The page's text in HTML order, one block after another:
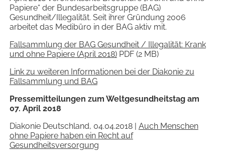
Papiere“ der Bundesarbeitsgruppe (BAG)
Gesundheit/Illegalität. Seit ihrer Gründung 2006
arbeitet das Medibüro in der BAG aktiv mit.
Fallsammlung der BAG Gesundheit / Illegalität: Krank
und ohne Papiere (April 2018)PDF (2 MB)
Link zu weiteren Informationen bei der Diakonie zu
Fallsammlung und BAG
Pressemitteilungen zum Weltgesundheitstag am
07. April 2018
Diakonie Deutschland, 04.04.2018 | Auch Menschen
ohne Papiere haben ein Recht auf
Gesundheitsversorgung